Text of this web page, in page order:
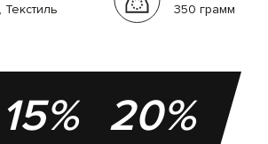
350 грамм
15% 20%